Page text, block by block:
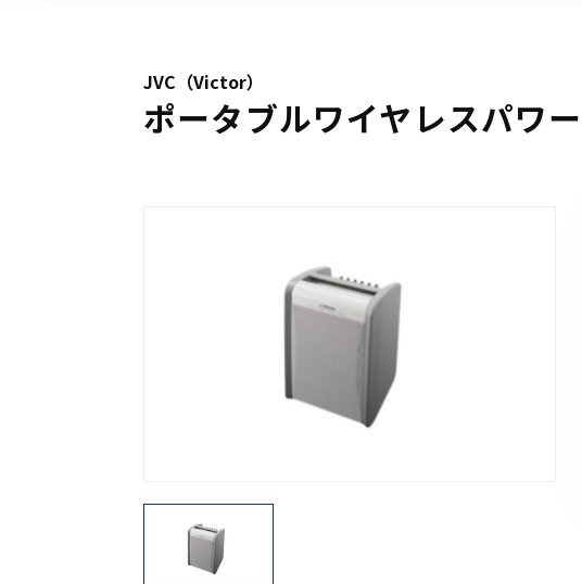
アマチュア無線機
オーダーコール
JVC（Victor）
ポータブルワイヤレスパワ